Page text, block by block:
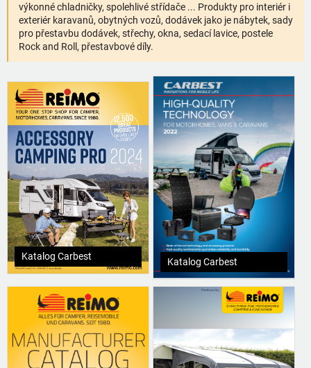
výkonné chladničky, spolehlivé střídače ... Produkty pro interiér i
exteriér karavanů, obytných vozů, dodávek jako je nábytek, sady
pro přestavbu dodávek, střechy, okna, sedací lavice, postele
Rock and Roll, přestavbové díly.
Katalog Carbest
Katalog Carbest